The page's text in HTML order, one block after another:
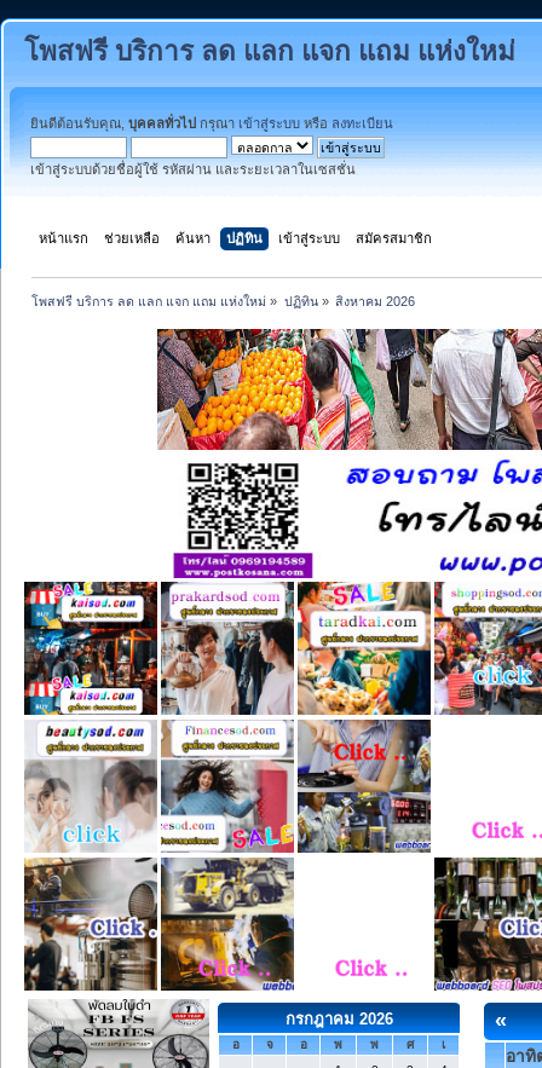
โพสฟรี บริการ ลด แลก แจก แถม แห่งใหม่
ยินดีต้อนรับคุณ, บุคคลทั่วไป กรุณา เข้าสู่ระบบ หรือ ลงทะเบียน
เข้าสู่ระบบด้วยชื่อผู้ใช้ รหัสผ่าน และระยะเวลาในเซสชั่น
หน้าแรก ช่วยเหลือ ค้นหา ปฏิทิน เข้าสู่ระบบ สมัครสมาชิก
โพสฟรี บริการ ลด แลก แจก แถม แห่งใหม่ » ปฏิทิน» สิงหาคม 2026
กรกฎาคม 2026
อ จ อ พ พ ศ
เ
«
อาทิ